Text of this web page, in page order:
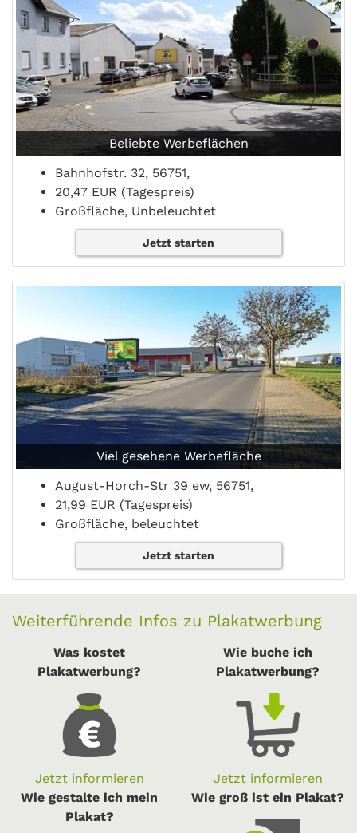
Beliebte Werbeflächen
Bahnhofstr. 32, 56751,
20,47 EUR (Tagespreis)
Großfläche, Unbeleuchtet
Jetzt starten
Viel gesehene Werbefläche
August-Horch-Str 39 ew, 56751,
21,99 EUR (Tagespreis)
Großfläche, beleuchtet
Jetzt starten
Weiterführende Infos zu Plakatwerbung
Was kostet
Plakatwerbung?
Jetzt informieren
Wie buche ich
Plakatwerbung?
Jetzt informieren
Wie gestalte ich mein
Plakat?
Wie groß ist ein Plakat?